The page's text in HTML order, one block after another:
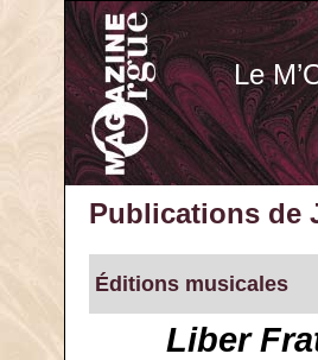
Le
Publications de
Éditions musicales
Liber